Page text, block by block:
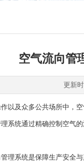
空气流向管
更新
及众多公共场所中，空
系统通过精确控制空气
系统是保障生产安全与